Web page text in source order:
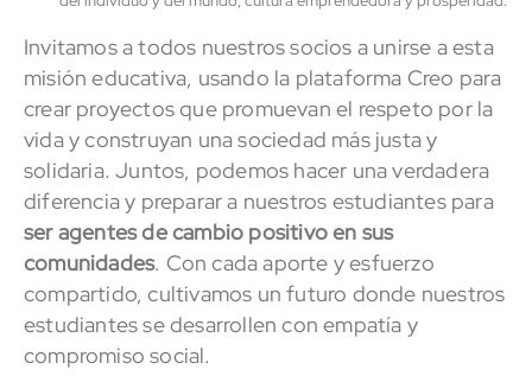
Invitamos a todos nuestros socios a unirse a esta
misión educativa, usando la plataforma Creo para
crear proyectos que promuevan el respeto por la
vida y construyan una sociedad más justa y
solidaria. Juntos, podemos hacer una verdadera
diferencia y preparar a nuestros estudiantes para
ser agentes de cambio positivo en sus
comunidades. Con cada aporte y esfuerzo
compartido, cultivamos un futuro donde nuestros
estudiantes se desarrollen con empatía y
compromiso social.